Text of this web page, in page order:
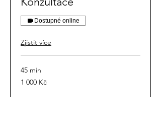
Dostupné online
Zjistit více
45 min
1 000
českých
1 000 Kč